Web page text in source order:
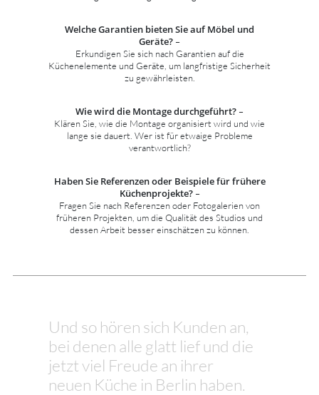
Welche Garantien bieten Sie auf Möbel und
Geräte? –
Erkundigen Sie sich nach Garantien auf die
Küchenelemente und Geräte, um langfristige Sicherheit
zu gewährleisten.
Wie wird die Montage durchgeführt? –
Klären Sie, wie die Montage organisiert wird und wie
lange sie dauert. Wer ist für etwaige Probleme
verantwortlich?
Haben Sie Referenzen oder Beispiele für frühere
Küchenprojekte? –
Fragen Sie nach Referenzen oder Fotogalerien von
früheren Projekten, um die Qualität des Studios und
dessen Arbeit besser einschätzen zu können.
Und so hören sich Kunden an,
bei denen alle glatt lief und die
jetzt viel Freude an ihrer
neuen Küche in Berlin haben.